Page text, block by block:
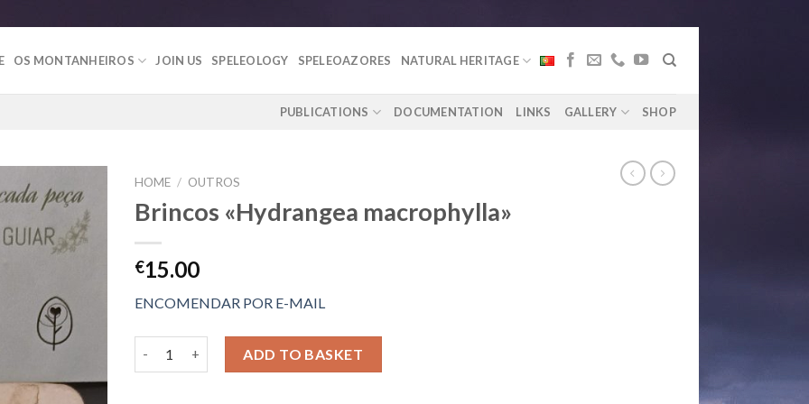
OS MONTANHEIROS JOIN US SPELEOLOGY SPELEOAZORES NATURAL HERITAGE
PUBLICATIONS DOCUMENTATION LINKS GALLERY SHOP
Add to
HOME / OUTROS
Brincos «Hydrangea macrophylla»
€15.00
ENCOMENDAR POR E-MAIL
ADD TO BASKET